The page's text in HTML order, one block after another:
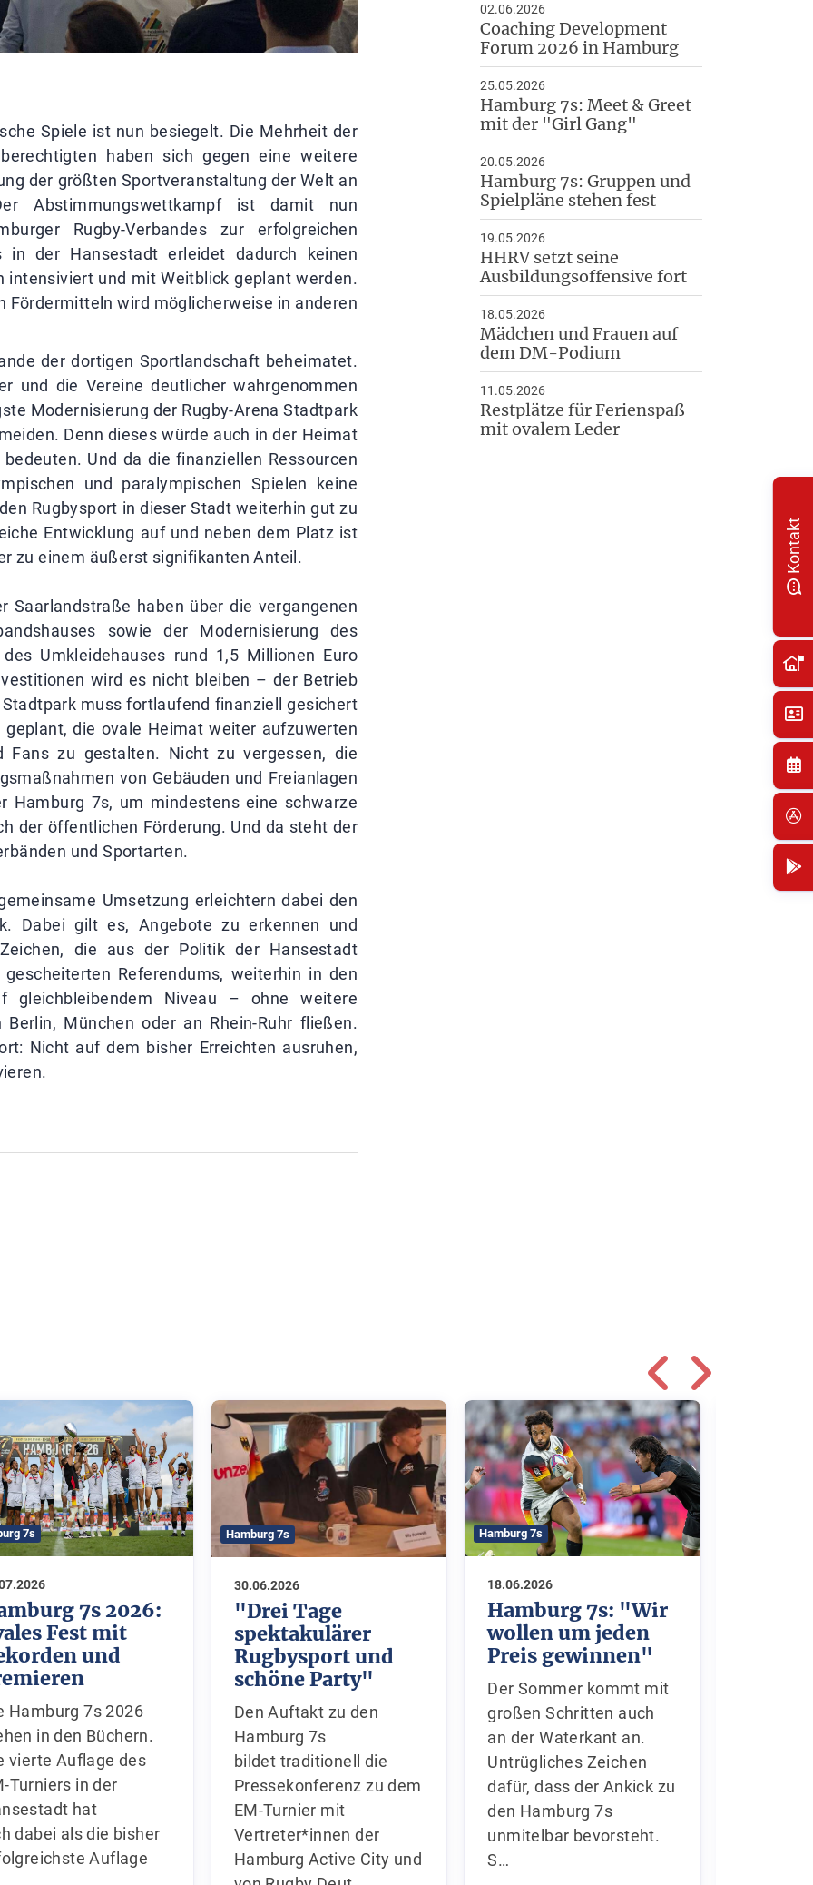
Spiele ist nun besiegelt. Die Mehrheit der
haben sich gegen eine weitere
der größten Sportveranstaltung der Welt an
Abstimmungswettkampf ist damit nun
Rugby-Verbandes zur erfolgreichen
in der Hansestadt erleidet dadurch keinen
intensiviert und mit Weitblick geplant werden.
Fördermitteln wird möglicherweise in anderen
der dortigen Sportlandschaft beheimatet.
und die Vereine deutlicher wahrgenommen
Modernisierung der Rugby-Arena Stadtpark
Denn dieses würde auch in der Heimat
Und da die finanziellen Ressourcen
und paralympischen Spielen keine
Rugbysport in dieser Stadt weiterhin gut zu
Entwicklung auf und neben dem Platz ist
zu einem äußerst signifikanten Anteil.
Saarlandstraße haben über die vergangenen
sowie der Modernisierung des
Umkleidehauses rund 1,5 Millionen Euro
wird es nicht bleiben – der Betrieb
muss fortlaufend finanziell gesichert
die ovale Heimat weiter aufzuwerten
zu gestalten. Nicht zu vergessen, die
von Gebäuden und Freianlagen
Hamburg 7s, um mindestens eine schwarze
der öffentlichen Förderung. Und da steht der
und Sportarten.
Umsetzung erleichtern dabei den
Dabei gilt es, Angebote zu erkennen und
die aus der Politik der Hansestadt
Referendums, weiterhin in den
gleichbleibendem Niveau – ohne weitere
München oder an Rhein-Ruhr fließen.
Nicht auf dem bisher Erreichten ausruhen,
02.06.2026
Coaching Development
Forum 2026 in Hamburg
25.05.2026
Hamburg 7s: Meet & Greet
mit der "Girl Gang"
20.05.2026
Hamburg 7s: Gruppen und
Spielpläne stehen fest
19.05.2026
HHRV setzt seine
Ausbildungsoffensive fort
18.05.2026
Mädchen und Frauen auf
dem DM-Podium
11.05.2026
Restplätze für Ferienspaß
mit ovalem Leder
7s
7s 2026:
Fest mit
und
Hamburg 7s 2026
in den Büchern.
vierte Auflage des
Turniers in der
hat
dabei als die bisher
Auflage
Hamburg 7s
30.06.2026
"Drei Tage
spektakulärer
Rugbysport und
schöne Party"
Den Auftakt zu den
Hamburg 7s
bildet traditionell die
Pressekonferenz zu dem
EM-Turnier mit
Vertreter*innen der
Hamburg Active City und
Hamburg 7s
18.06.2026
Hamburg 7s: "Wir
wollen um jeden
Preis gewinnen"
Der Sommer kommt mit
großen Schritten auch an
der Waterkant an.
Untrügliches Zeichen
dafür, dass der Ankick zu
den Hamburg 7s
unmitelbar bevorsteht.
S…
Kontakt